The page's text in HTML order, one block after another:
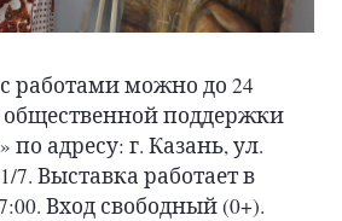
работами можно до 24
общественной поддержки
по адресу: г. Казань, ул.
7. Выставка работает в
Вход свободный (0+).